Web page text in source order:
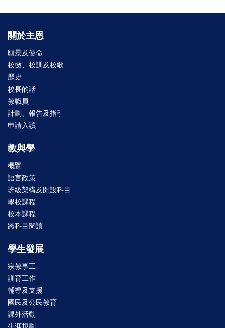
關於主恩
願景及使命
校徽、校訓及校歌
歷史
校長的話
教職員
計劃、報告及指引
申請入讀
教與學
概覽
語言政策
班級架構及開設科目
學校課程
校本課程
跨科目閱讀
學生發展
宗教事工
訓育工作
輔導及支援
國民及公民教育
課外活動